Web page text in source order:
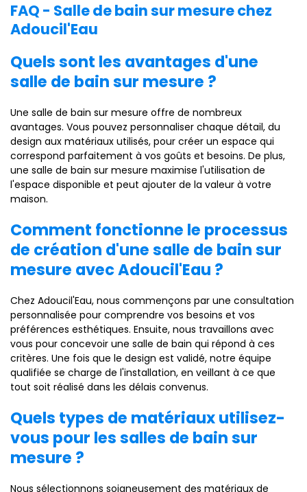
FAQ - Salle de bain sur mesure chez
Adoucil'Eau
Quels sont les avantages d'une
salle de bain sur mesure ?
Une salle de bain sur mesure offre de nombreux
avantages. Vous pouvez personnaliser chaque détail, du
design aux matériaux utilisés, pour créer un espace qui
correspond parfaitement à vos goûts et besoins. De plus,
une salle de bain sur mesure maximise l'utilisation de
l'espace disponible et peut ajouter de la valeur à votre
maison.
Comment fonctionne le processus
de création d'une salle de bain sur
mesure avec Adoucil'Eau ?
Chez Adoucil'Eau, nous commençons par une consultation
personnalisée pour comprendre vos besoins et vos
préférences esthétiques. Ensuite, nous travaillons avec
vous pour concevoir une salle de bain qui répond à ces
critères. Une fois que le design est validé, notre équipe
qualifiée se charge de l'installation, en veillant à ce que
tout soit réalisé dans les délais convenus.
Quels types de matériaux utilisez-
vous pour les salles de bain sur
mesure ?
Nous sélectionnons soigneusement des matériaux de